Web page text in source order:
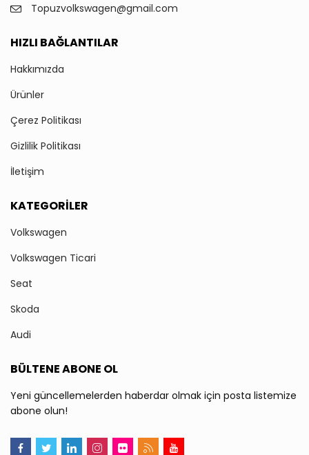
Topuzvolkswagen@gmail.com
HIZLI BAĞLANTILAR
Hakkımızda
Ürünler
Çerez Politikası
Gizlilik Politikası
İletişim
KATEGORILER
Volkswagen
Volkswagen Ticari
Seat
Skoda
Audi
BÜLTENE ABONE OL
Yeni güncellemelerden haberdar olmak için posta listemize
abone olun!